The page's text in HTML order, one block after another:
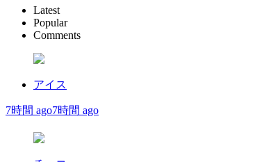
Latest
Popular
Comments
アイス
7時間 ago7時間 ago